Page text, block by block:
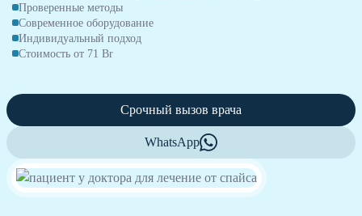
Проверенные методы
Современное оборудование
Индивидуальный подход
Стоимость от 71 Br
Срочный вызов врача
WhatsApp